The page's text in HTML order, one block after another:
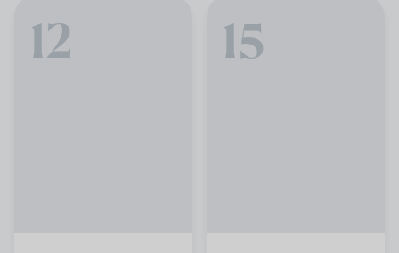
12 15